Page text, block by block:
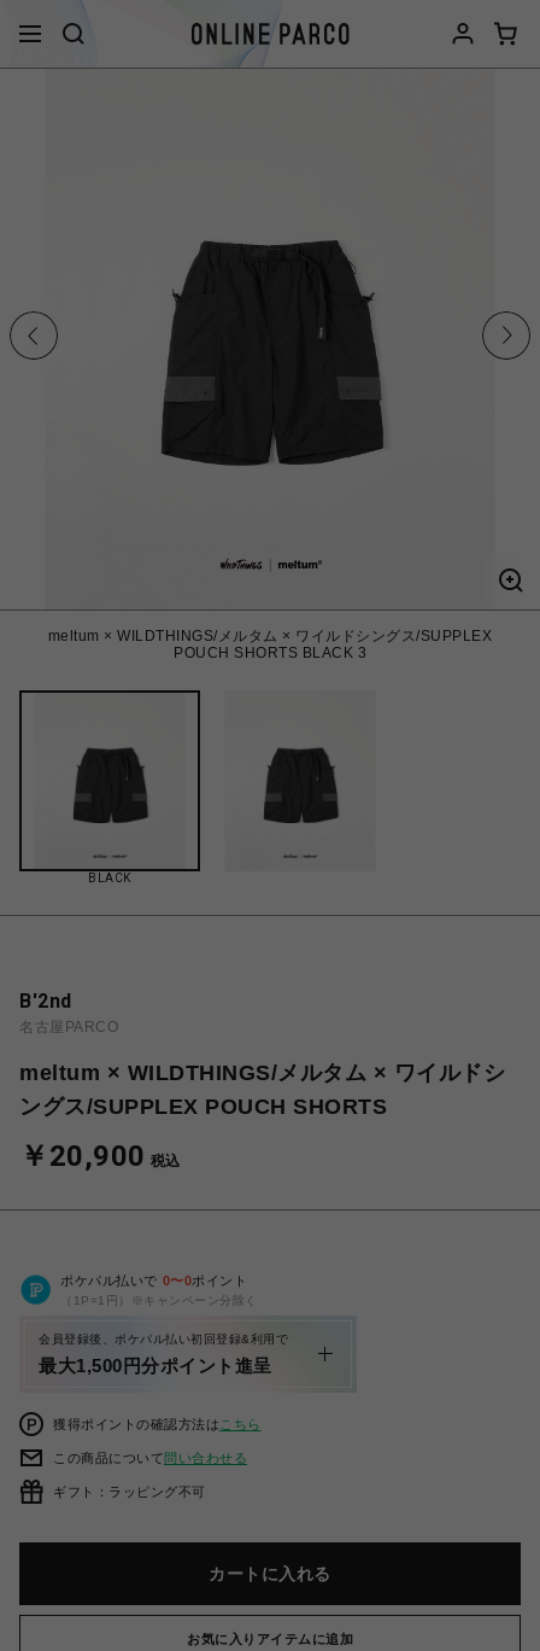
meltum × WILDTHINGS/メルタム × ワイルドシングス/SUPPLEX
POUCH SHORTS BLACK 3
BLACK
B'2nd
名古屋PARCO
meltum × WILDTHINGS/メルタム × ワイルドシ
ングス/SUPPLEX POUCH SHORTS
￥20,900 税込
ポケパル払いで 0〜0ポイント
（1P=1円）※キャンペーン分除く
会員登録後、ポケパル払い初回登録&利用で
最大1,500円分ポイント進呈
獲得ポイントの確認方法は こちら
この商品について問い合わせる
ギフト：ラッピング不可
カートに入れる
お気に入りアイテムに追加